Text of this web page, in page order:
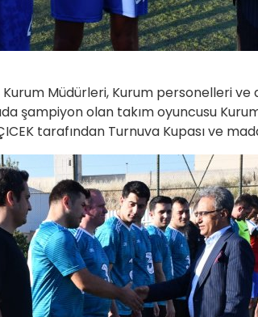
Kurum Müdürleri, Kurum personelleri ve
şampiyon olan takım oyuncusu
tarafından Turnuva Kupası ve